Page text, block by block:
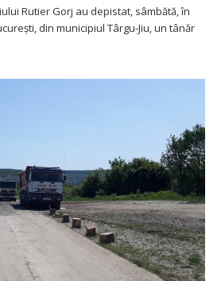
Rutier Gorj au depistat, sâmbătă, în
din municipiul Târgu-Jiu, un tânăr